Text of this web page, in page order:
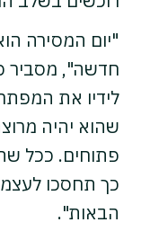
"יום המסירה
חדשה", מסביר
לידיו את
פתוחים. ככל
כך תחסכו
הבאות".